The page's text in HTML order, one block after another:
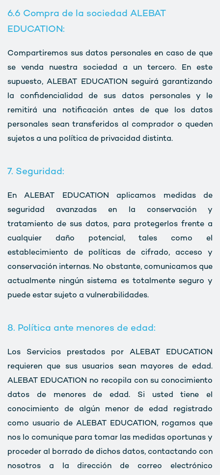
6.6 Compra de la sociedad ALEBAT
EDUCATION:
Compartiremos sus datos personales en caso de que
se venda nuestra sociedad a un tercero. En este
supuesto, ALEBAT EDUCATION seguirá garantizando
la confidencialidad de sus datos personales y le
remitirá una notificación antes de que los datos
personales sean transferidos al comprador o queden
sujetos a una política de privacidad distinta.
7. Seguridad:
En ALEBAT EDUCATION aplicamos medidas de
seguridad avanzadas en la conservación y
tratamiento de sus datos, para protegerlos frente a
cualquier daño potencial, tales como el
establecimiento de políticas de cifrado, acceso y
conservación internas. No obstante, comunicamos que
actualmente ningún sistema es totalmente seguro y
puede estar sujeto a vulnerabilidades.
8. Política ante menores de edad:
Los Servicios prestados por ALEBAT EDUCATION
requieren que sus usuarios sean mayores de edad.
ALEBAT EDUCATION no recopila con su conocimiento
datos de menores de edad. Si usted tiene el
conocimiento de algún menor de edad registrado
como usuario de ALEBAT EDUCATION, rogamos que
nos lo comunique para tomar las medidas oportunas y
proceder al borrado de dichos datos, contactando con
nosotros a la dirección de correo electrónico